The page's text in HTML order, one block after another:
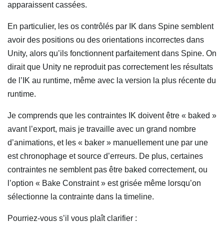
apparaissent cassées.
En particulier, les os contrôlés par IK dans Spine semblent
avoir des positions ou des orientations incorrectes dans
Unity, alors qu’ils fonctionnent parfaitement dans Spine. On
dirait que Unity ne reproduit pas correctement les résultats
de l’IK au runtime, même avec la version la plus récente du
runtime.
Je comprends que les contraintes IK doivent être « baked »
avant l’export, mais je travaille avec un grand nombre
d’animations, et les « baker » manuellement une par une
est chronophage et source d’erreurs. De plus, certaines
contraintes ne semblent pas être baked correctement, ou
l’option « Bake Constraint » est grisée même lorsqu’on
sélectionne la contrainte dans la timeline.
Pourriez-vous s’il vous plaît clarifier :